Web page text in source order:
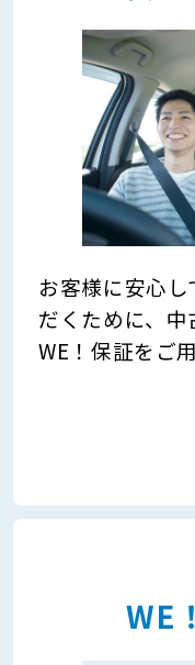
お客様に安心
だくために、
WE！保証をご
WE